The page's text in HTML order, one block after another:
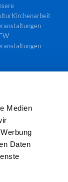
Medien
Daten
-